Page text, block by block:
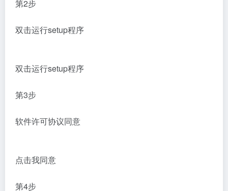
第2步
双击运行setup程序
双击运行setup程序
第3步
软件许可协议同意
点击我同意
第4步